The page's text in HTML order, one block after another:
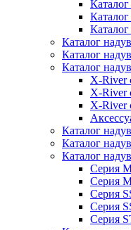
Каталог
Каталог
Каталог
X-River
X-River
X-River
Каталог
Каталог
Каталог
Серия
Серия
Серия
Серия
Серия